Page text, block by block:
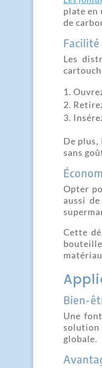
plate en
de
Les
De plus,
sans
Opter
aussi
Cette
Bien-
Une
solution
globale.